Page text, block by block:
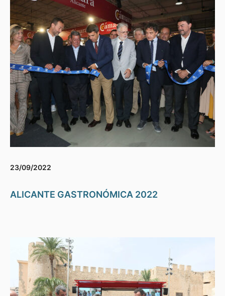
23/09/2022
ALICANTE GASTRONÓMICA 2022